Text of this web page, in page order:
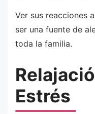
Ver sus reacciones
ser una fuente de
toda la familia.
Estrés